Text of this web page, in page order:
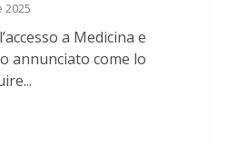
2025
a Medicina e
annunciato come lo